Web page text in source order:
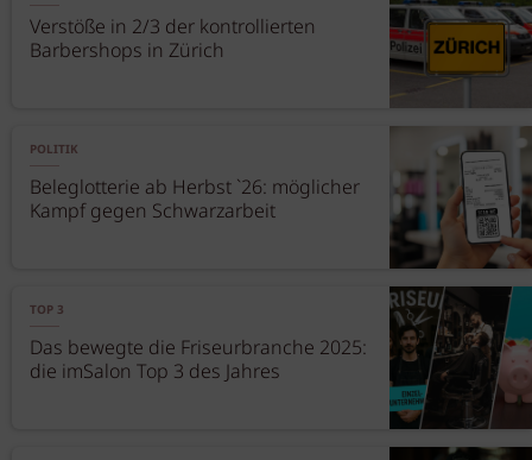
Verstöße in 2/3 der kontrollierten
Barbershops in Zürich
POLITIK
Beleglotterie ab Herbst `26: möglicher
Kampf gegen Schwarzarbeit
TOP 3
Das bewegte die Friseurbranche 2025:
die imSalon Top 3 des Jahres